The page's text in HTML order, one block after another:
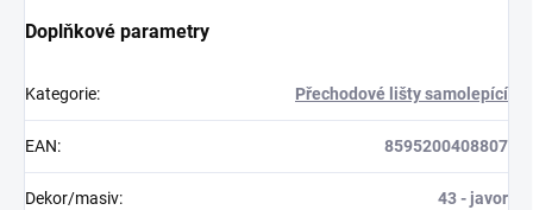
Doplňkové parametry
Kategorie: Přechodové lišty samolepící
EAN: 8595200408807
Dekor/masiv: 43 - javor